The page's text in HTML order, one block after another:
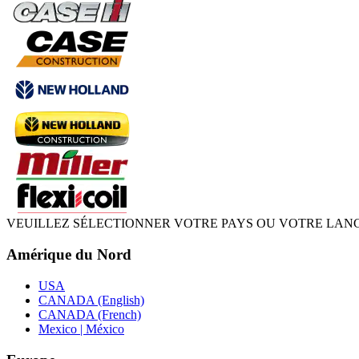
VEUILLEZ SÉLECTIONNER VOTRE PAYS OU VOTRE
Amérique du Nord
USA
CANADA (English)
CANADA (French)
Mexico | México